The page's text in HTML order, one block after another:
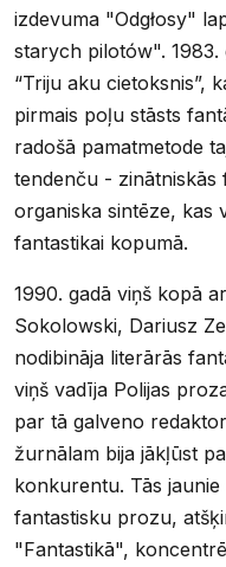
izdevuma "Odgłosy"
starych pilotów". 1983.
“Triju aku cietoksnis”,
pirmais poļu stāsts
radošā pamatmetode
tendenču - zinātniskās
organiska sintēze, kas
fantastikai kopumā.
1990. gadā viņš kopā
Sokolowski, Dariusz
nodibināja literārās
viņš vadīja Polijas
par tā galveno
žurnālam bija jākļūst
konkurentu. Tās
fantastisku prozu,
"Fantastikā",